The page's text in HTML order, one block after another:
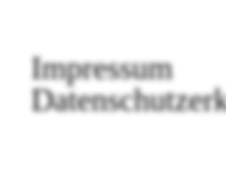
Impressum